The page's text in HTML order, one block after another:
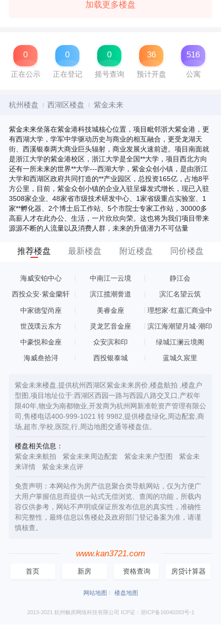
加载更多楼盘
0
正在公示
0
正在登记
0
摇号查询
36
预计开盘
516
公寓
杭州楼盘 西湖区楼盘 紫金未来
紫金未来坐落在紫金港科技城核心位置，项目毗邻浙大紫金港，更
有西湖大学，学军中学驱动历史与商业的相互融合，更受龙湖天
街、西溪银泰两大商业巨头辐射，商业发展火速前进。项目南面就
是浙江大学的紫金港校区，浙江大学是全国**大学，项目西北方向
还有一所未来的世界**大学---西湖大学，紫金众创小镇，是由浙江
大学和西湖区政府共同打造的**产业园区，总投资165亿，占地8平
方公里，目前，紫金众创小镇的企业入驻呈爆发式增长，现已入驻
3508家企业、48家省市级技术研发中心、1家省级重点实验室、1
家**孵化器、2个博士后工作站、5个市院士专家工作站，30000多
高薪人才在此办公、生活，一片欣欣向荣。这也将为我们项目带来
源源不断的人流量以及消费人群，未来的升值潜力不可估量
推荐楼盘 最新楼盘 附近楼盘 同价楼盘
海威安铂中心 中南江一云境 静江会
西投众安·紫金蘭轩 滨江揽潮誉道 滨汇名望云筑
中家德玺尚座 美睿金座
理想家·红嘉汇商业中
世茂璞云东方 灵龙艺音金座 滨江海潮望月城·潮印
中豪悦和金座 众安滨和印 绿城江澜云境阁
海威叁拾浔 西投银泰城 蓝城久宸里
紫金未来楼盘,提供杭州西湖区紫金未来房价,楼盘航拍 ,楼盘户
型图,项目地址位于:西湖区西园一路与西园八路交叉口,产权年
限40年,物业为南都物业,开发商为杭州网新准乾资产管理有限公
司,售楼电话400-999-1021 转 9982,提供楼盘绿化,周边配套,商
场,超市,学校,医院,行,周边地图交通等楼盘信。
楼盘相关信息：
紫金未来航拍
紫金未来周边配套 紫金未来户型图
紫金未
来详情
紫金未来点评
免责声明：本网站作为房产信息聚合类导航网站，仅为方便广
大用户掌握信息而提供一站式无偿浏览、查阅的功能，所载内
容仅供参考，网站不声明或保证所发布信息的真实性，准确性
和完整性，最终信息以售楼处及政府部门登记备案为准，请谨
慎核查。
www.kan3721.com
首页 新房 资格查询 房贷计算器
网站地图 楼盘地图
2013-2021 杭州畅房网络科技有限公司 ICP证：浙ICP备16040283号-1